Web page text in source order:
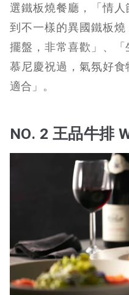
選鐵板燒餐廳，「情
到不一樣的異國鐵板
擺盤，非常喜歡」、
慕尼慶祝過，氣氛好
適合」。
NO. 2 王品牛排